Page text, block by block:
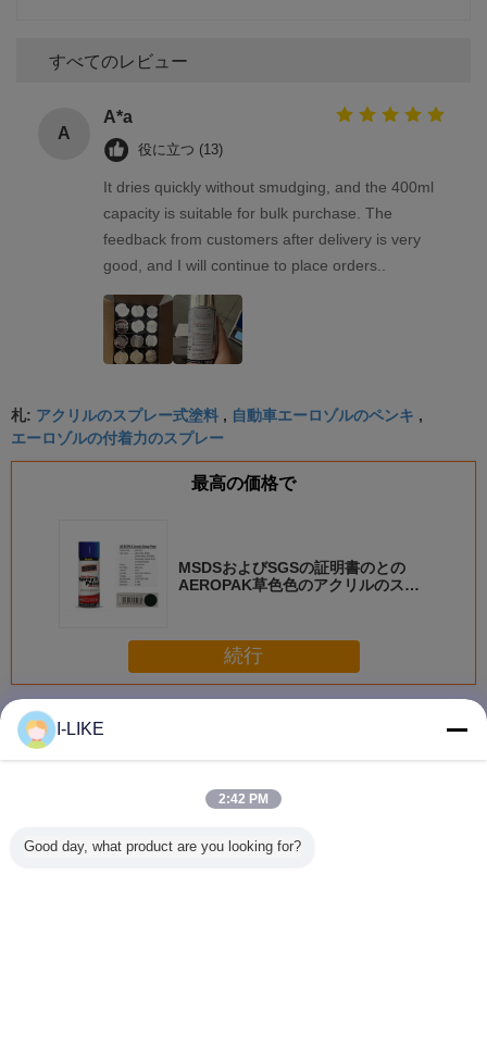
すべてのレビュー
A
A*a
役に立つ (13)
It dries quickly without smudging, and the 400ml
capacity is suitable for bulk purchase. The
feedback from customers after delivery is very
good, and I will continue to place orders..
札: アクリルのスプレー式塗料 , 自動車エーロゾルのペンキ ,
エーロゾルの付着力のスプレー
最高の価格で
MSDSおよびSGSの証明書のとの
AEROPAK草色色のアクリルのスプ
続行
多く
金属やプラスチッ
ル スプレー ペイ
I-LIKE
2:42 PM
Good day, what product are you looking for?